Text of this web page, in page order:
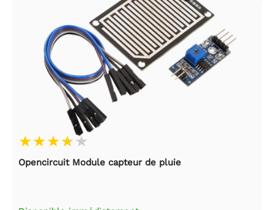
Opencircuit Module capteur de pluie